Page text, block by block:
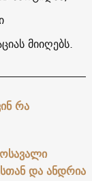
მიიღებს.
რა
და ანდრია